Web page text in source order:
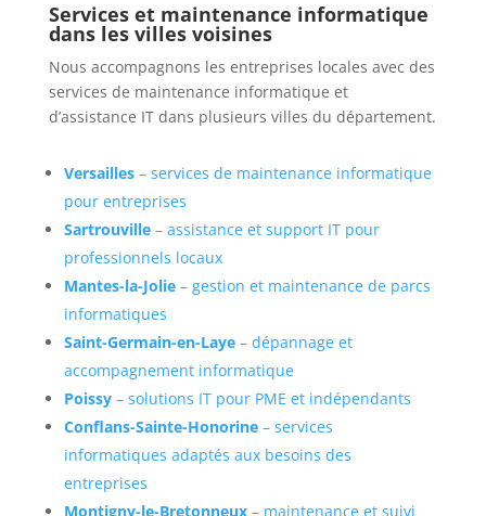
Services et maintenance informatique
dans les villes voisines
Nous accompagnons les entreprises locales avec des
services de maintenance informatique et
d’assistance IT dans plusieurs villes du département.
Versailles– services de maintenance informatique
pour entreprises
Sartrouville – assistance et support IT pour
professionnels locaux
Mantes-la-Jolie– gestion et maintenance de parcs
informatiques
Saint-Germain-en-Laye– dépannage et
accompagnement informatique
Poissy – solutions IT pour PME et indépendants
Conflans-Sainte-Honorine– services
informatiques adaptés aux besoins des
entreprises
Montigny-le-Bretonneux– maintenance et suivi